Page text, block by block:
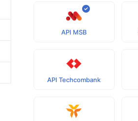
API MSB
API Techcombank